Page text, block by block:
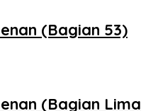
(Bagian 53)
(Bagian Lima